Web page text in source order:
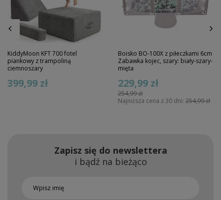
KiddyMoon KFT 700 fotel
piankowy z trampoliną
ciemnoszary
399,99 zł
Boisko BO-100X z piłeczkami 6cm
Zabawka kojec, szary: biały-szary-
mięta
254,99 zł
229,99 zł
Najniższa cena z 30 dni: 254,99 zł
Zapisz się do newslettera
i bądź na bieżąco